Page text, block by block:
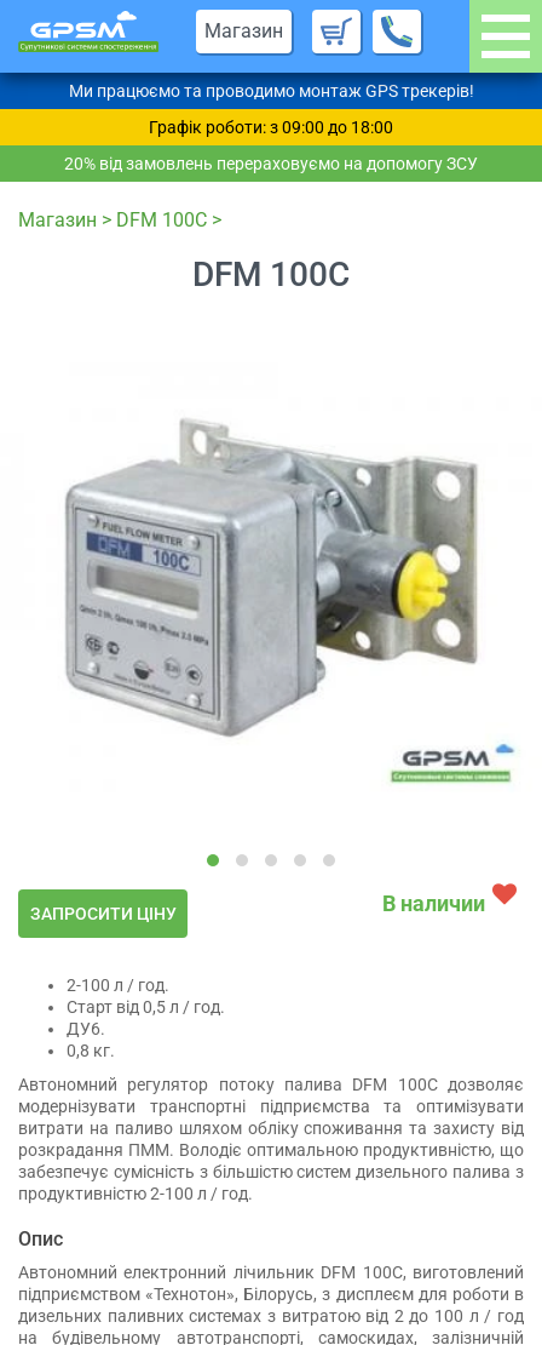
Магазин
Ми працюємо та проводимо монтаж GPS трекерів!
Графік роботи: з 09:00 до 18:00
20% від замовлень перераховуємо на допомогу ЗСУ
Магазин > DFM 100C >
DFM 100C
ЗАПРОСИТИ ЦІНУ В наличии
2-100 л / год.
Старт від 0,5 л / год.
ДУ6.
0,8 кг.
Автономний регулятор потоку палива DFM 100С дозволяє
модернізувати транспортні підприємства та оптимізувати
витрати на паливо шляхом обліку споживання та захисту від
розкрадання ПММ. Володіє оптимальною продуктивністю, що
забезпечує сумісність з більшістю систем дизельного палива з
продуктивністю 2-100 л / год.
Опис
Автономний електронний лічильник DFM 100С, виготовлений
підприємством «Технотон», Білорусь, з дисплеєм для роботи в
дизельних паливних системах з витратою від 2 до 100 л / год
на будівельному автотранспорті, самоскидах, залізничній